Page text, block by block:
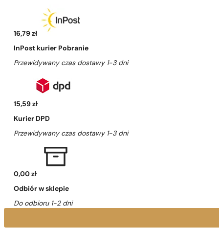
16,79 zł
InPost kurier Pobranie
Przewidywany czas dostawy 1-3 dni
15,59 zł
Kurier DPD
Przewidywany czas dostawy 1-3 dni
0,00 zł
Odbiór w sklepie
Do odbioru 1-2 dni